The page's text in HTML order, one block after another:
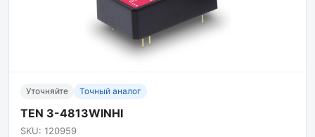
Уточняйте Точный аналог
TEN 3-4813WINHI
SKU: 120959